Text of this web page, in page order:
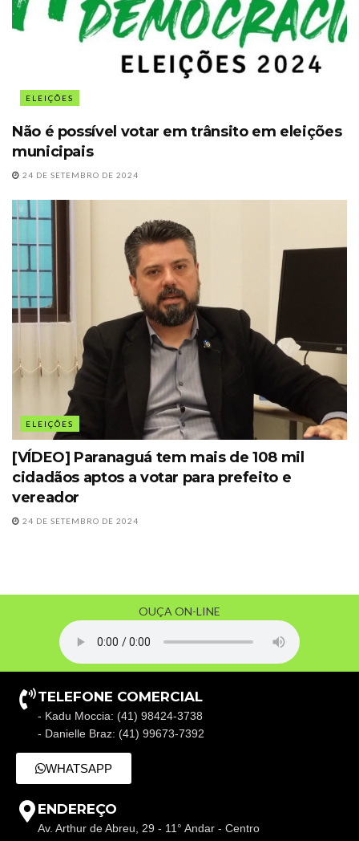
ELEIÇÕES
Não é possível votar em trânsito em eleições
municipais
24 DE SETEMBRO DE 2024
ELEIÇÕES
[VÍDEO] Paranaguá tem mais de 108 mil
cidadãos aptos a votar para prefeito e
vereador
24 DE SETEMBRO DE 2024
OUÇA ON-LINE
TELEFONE COMERCIAL
- Kadu Moccia: (41) 98424-3738
- Danielle Braz: (41) 99673-7392
WHATSAPP
ENDEREÇO
Av. Arthur de Abreu, 29 - 11° Andar - Centro